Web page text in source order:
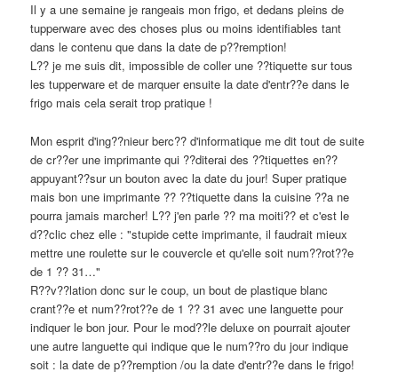
Il y a une semaine je rangeais mon frigo, et dedans pleins de
tupperware avec des choses plus ou moins identifiables tant
dans le contenu que dans la date de p??remption!
L?? je me suis dit, impossible de coller une ??tiquette sur tous
les tupperware et de marquer ensuite la date d'entr??e dans le
frigo mais cela serait trop pratique !
Mon esprit d'ing??nieur berc?? d'informatique me dit tout de suite
de cr??er une imprimante qui ??diterai des ??tiquettes en??
appuyant??sur un bouton avec la date du jour! Super pratique
mais bon une imprimante ?? ??tiquette dans la cuisine ??a ne
pourra jamais marcher! L?? j'en parle ?? ma moiti?? et c'est le
d??clic chez elle : "stupide cette imprimante, il faudrait mieux
mettre une roulette sur le couvercle et qu'elle soit num??rot??e
de 1 ?? 31…"
R??v??lation donc sur le coup, un bout de plastique blanc
crant??e et num??rot??e de 1 ?? 31 avec une languette pour
indiquer le bon jour. Pour le mod??le deluxe on pourrait ajouter
une autre languette qui indique que le num??ro du jour indique
soit : la date de p??remption /ou la date d'entr??e dans le frigo!